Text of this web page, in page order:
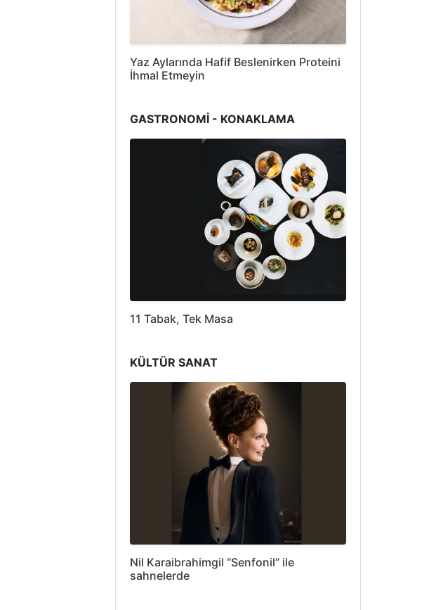
Yaz Aylarında Hafif Beslenirken Proteini
İhmal Etmeyin
GASTRONOMİ - KONAKLAMA
11 Tabak, Tek Masa
KÜLTÜR SANAT
Nil Karaibrahimgil “Senfonil” ile
sahnelerde